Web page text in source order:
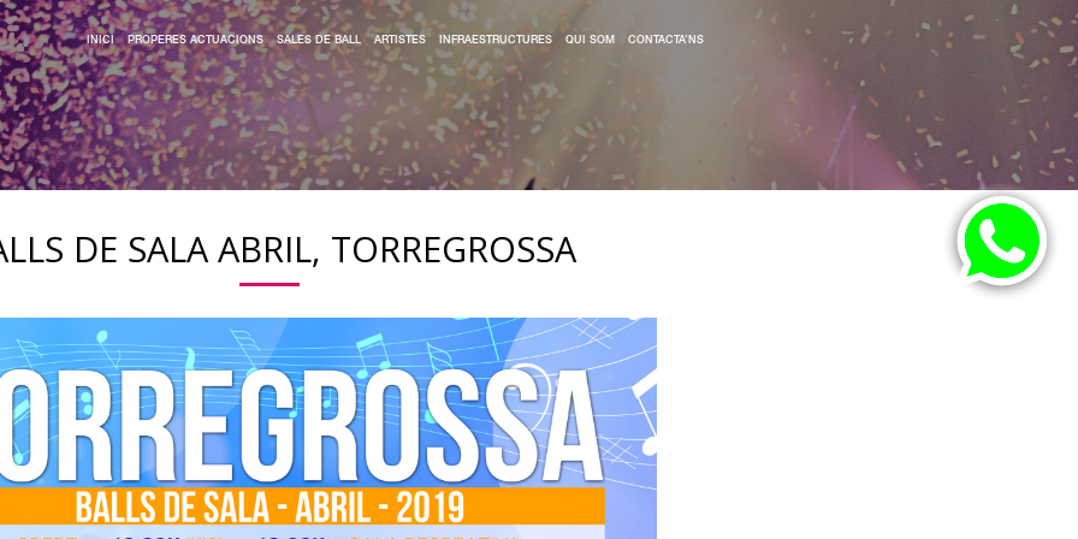
INICI PROPERES ACTUACIONS SALES DE BALL ARTISTES INFRAESTRUCTURES QUI SOM CONTACTA’NS
DE SALA ABRIL, TORREGROSSA